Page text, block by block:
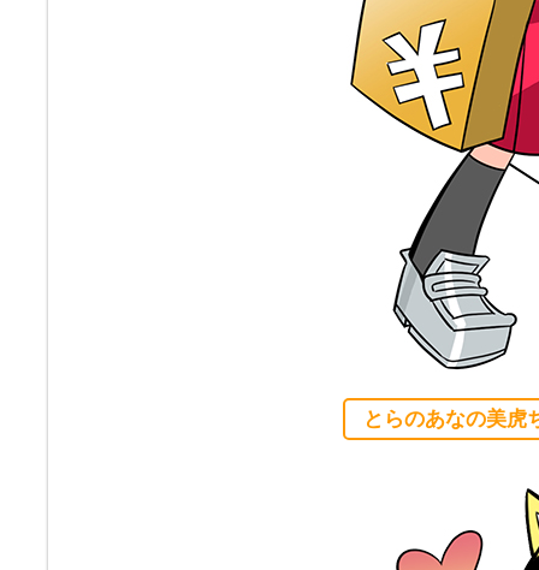
とらのあなの美虎